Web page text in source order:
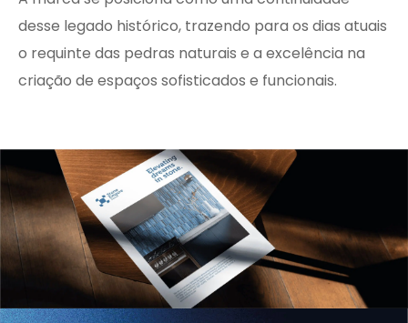
desse legado histórico, trazendo para os dias atuais
o requinte das pedras naturais e a excelência na
criação de espaços sofisticados e funcionais.